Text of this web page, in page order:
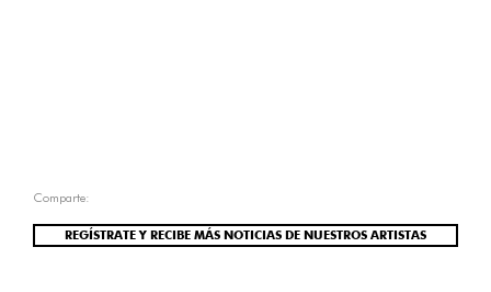
Comparte:
REGÍSTRATE Y RECIBE MÁS NOTICIAS DE NUESTROS ARTISTAS